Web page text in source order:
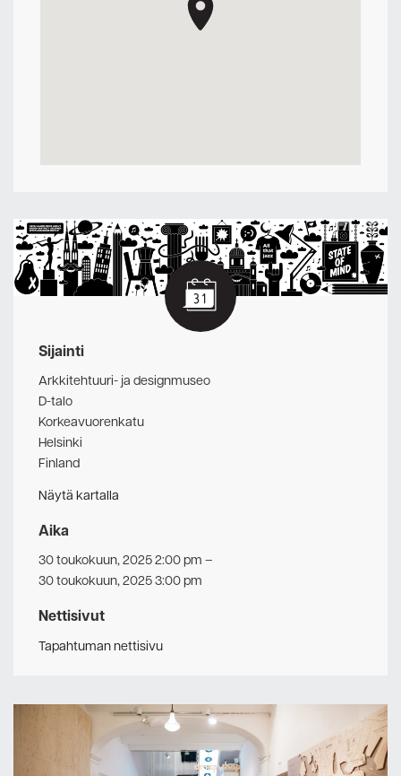
Sijainti
Arkkitehtuuri- ja designmuseo
D-talo
Korkeavuorenkatu
Helsinki
Finland
Näytä kartalla
Aika
30 toukokuun, 2025 2:00 pm –
30 toukokuun, 2025 3:00 pm
Nettisivut
Tapahtuman nettisivu